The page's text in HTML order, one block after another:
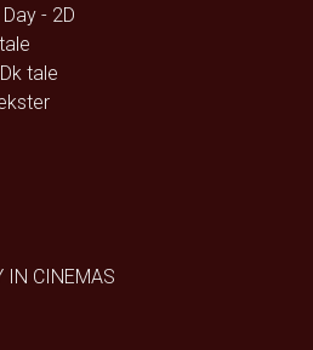
- 2D
tale
IN CINEMAS